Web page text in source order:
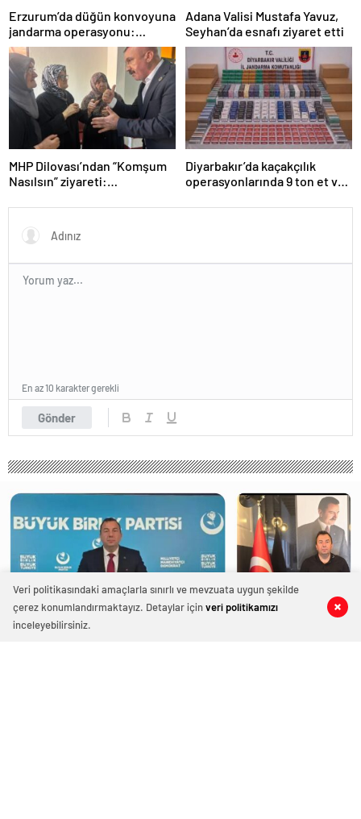
Erzurum’da düğün konvoyuna
jandarma operasyonu:
Silahlar ele geçirildi, ağır
cezalar kesildi
Adana Valisi Mustafa Yavuz,
Seyhan’da esnafı ziyaret etti
MHP Dilovası’ndan “Komşum
Nasılsın” ziyareti:
insan var”
Diyarbakır’da kaçakçılık
operasyonlarında 9 ton et ve
geçirildi
Gönder
En az 10 karakter gerekli
Veri politikasındaki amaçlarla sınırlı ve mevzuata uygun şekilde
çerez konumlandırmaktayız. Detaylar içinveri politikamızı
inceleyebilirsiniz.